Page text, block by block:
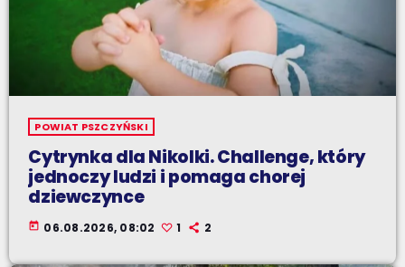
POWIAT PSZCZYŃSKI
Cytrynka dla Nikolki. Challenge, który
jednoczy ludzi i pomaga chorej
dziewczynce
today 06.08.2026, 08:02 1 2